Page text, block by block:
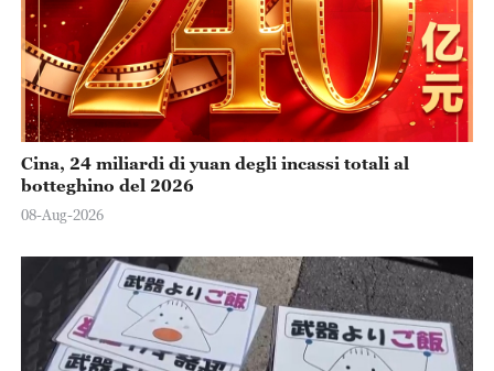
Cina, 24 miliardi di yuan degli incassi totali al
botteghino del 2026
08-Aug-2026